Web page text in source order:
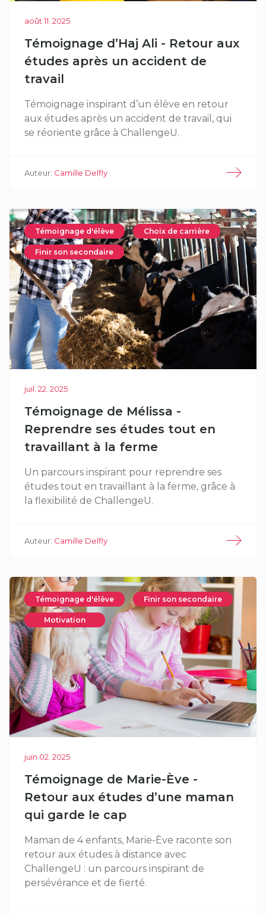
août 11. 2025
Témoignage d’Haj Ali - Retour aux
études après un accident de
travail
Témoignage inspirant d’un élève en retour
aux études après un accident de travail, qui
se réoriente grâce à ChallengeU.
Auteur: Camille Delfly
Témoignage d'élève Choix de carrière
Finir son secondaire
juil. 22. 2025
Témoignage de Mélissa -
Reprendre ses études tout en
travaillant à la ferme
Un parcours inspirant pour reprendre ses
études tout en travaillant à la ferme, grâce à
la flexibilité de ChallengeU.
Auteur: Camille Delfly
Témoignage d'élève Finir son secondaire
Motivation
juin 02. 2025
Témoignage de Marie-Ève -
Retour aux études d’une maman
qui garde le cap
Maman de 4 enfants, Marie-Ève raconte son
retour aux études à distance avec
ChallengeU : un parcours inspirant de
persévérance et de fierté.